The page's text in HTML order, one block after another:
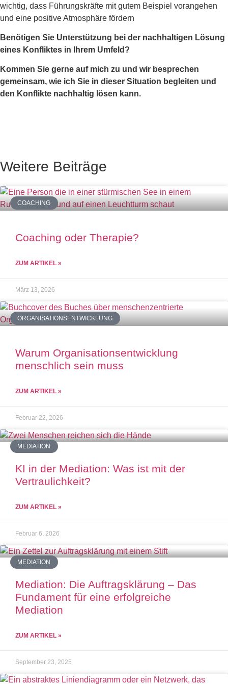
wichtig, dass Führungskräfte mit gutem Beispiel vorangehen
und eine positive Atmosphäre fördern
Benötigen Sie Unterstützung bei der nachhaltigen Lösung
eines Konfliktes in Ihrem Umfeld?
Kommen Sie gerne auf mich zu und wir besprechen
gemeinsam, wie ich Sie in dieser Situation begleiten und
den Konflikte nachhaltig lösen kann.
Weitere Beiträge
COACHING
Coaching oder Therapie?
ZUM ARTIKEL »
März 13, 2026
ORGANISATIONSENTWICKLUNG
Warum Organisationsentwicklung
menschlich sein muss
ZUM ARTIKEL »
Februar 22, 2026
MEDIATION
KI in der Mediation: Was ist mit der
Vertraulichkeit?
ZUM ARTIKEL »
Februar 6, 2026
MEDIATION
Mediation: Die Auftragsklärung – Das
Fundament für eine erfolgreiche
Mediation
ZUM ARTIKEL »
September 23, 2025